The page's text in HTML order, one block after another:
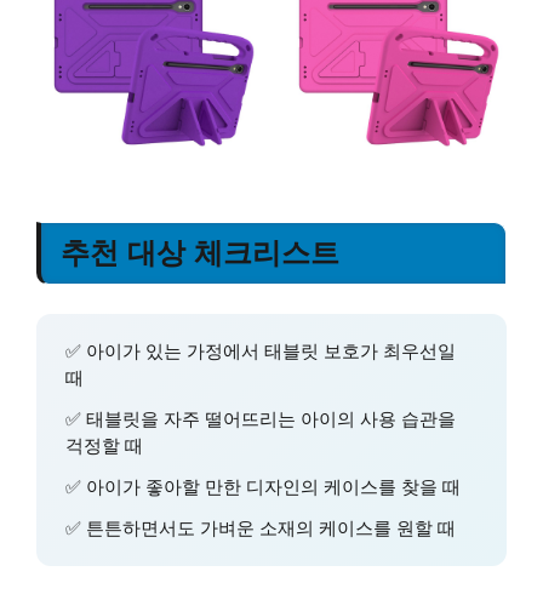
추천 대상 체크리스트
✅ 아이가 있는 가정에서 태블릿 보호가 최우선일
때
✅ 태블릿을 자주 떨어뜨리는 아이의 사용 습관을
걱정할 때
✅ 아이가 좋아할 만한 디자인의 케이스를 찾을 때
✅ 튼튼하면서도 가벼운 소재의 케이스를 원할 때